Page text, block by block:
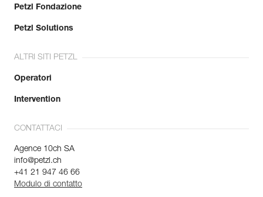
Petzl Fondazione
Petzl Solutions
ALTRI SITI PETZL
Operatori
Intervention
CONTATTACI
Agence 10ch SA
info@petzl.ch
+41 21 947 46 66
Modulo di contatto